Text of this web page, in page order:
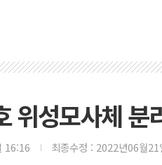
위성모사체 분
16:16 최종수정 : 2022년06월